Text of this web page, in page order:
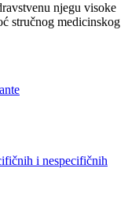
njegu visoke
stručnog medicinskog
i nespecifičnih